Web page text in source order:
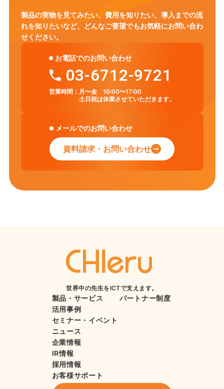
製品の実物を見てみたい、費用を知りたい、導入までの流
れを知りたいなど、
どんなご要望でもお気軽にお問い合わ
せください。
お電話でのお問い合わせ
03-6712-9721
営業時間： 月〜金 10:00〜17:00
土日祝は休業させていただきます。
メールでのお問い合わせ
資料請求・お問い合わせ
世界中の先生をICTで支えます。
製品・サービス
活用事例
セミナー・イベント
ニュース
企業情報
IR情報
採用情報
お客様サポート
パートナー制度